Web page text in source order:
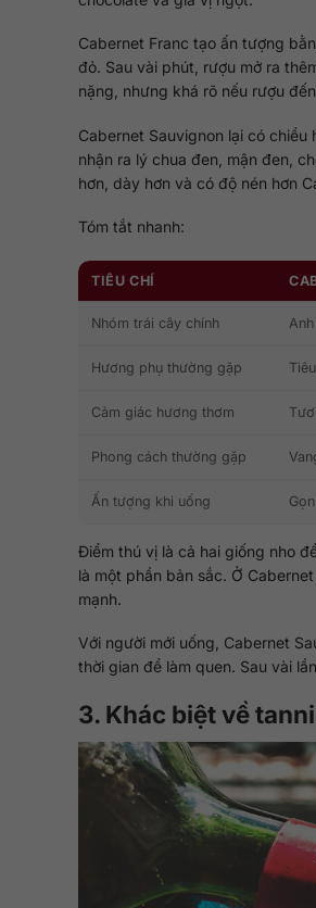
Cabernet Franc tạo ấn tượng
đỏ. Sau vài phút, rượu mở ra
nặng, nhưng khá rõ nếu rượu
Cabernet Sauvignon lại có
nhận ra lý chua đen, mận đen,
hơn, dày hơn và có độ nén hơn
Tóm tắt nhanh:
TIÊU CHÍ
Nhóm trái cây chính
Hương phụ thường gặp
Cảm giác hương thơm
Phong cách thường gặp
Ấn tượng khi uống
Điểm thú vị là cả hai giống nho
là một phần bản sắc. Ở
mạnh.
Với người mới uống, Cabernet
thời gian để làm quen. Sau vài
3. Khác biệt về